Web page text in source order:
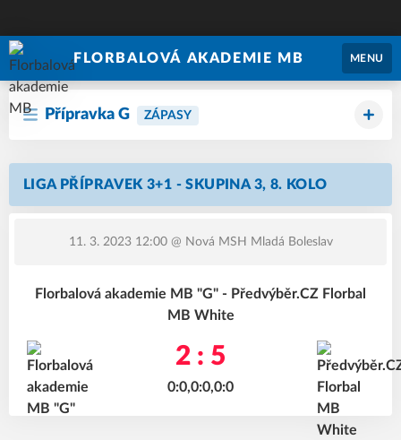
FLORBALOVÁ AKADEMIE MB MENU
Přípravka G ZÁPASY
LIGA PŘÍPRAVEK 3+1 - SKUPINA 3, 8. KOLO
11. 3. 2023 12:00@ Nová MSH Mladá Boleslav
Florbalová akademie MB "G" - Předvýběr.CZ Florbal
MB White
2 : 5
0:0,0:0,0:0